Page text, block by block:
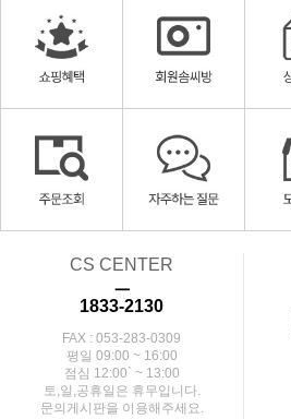
CS CENTER
ㅡ
1833-2130
FAX : 053-283-0309
평일 09:00 ~ 16:00
점심 12:00` ~ 13:00
토,일,공휴일은 휴무입니다.
문의게시판을 이용해주세요.